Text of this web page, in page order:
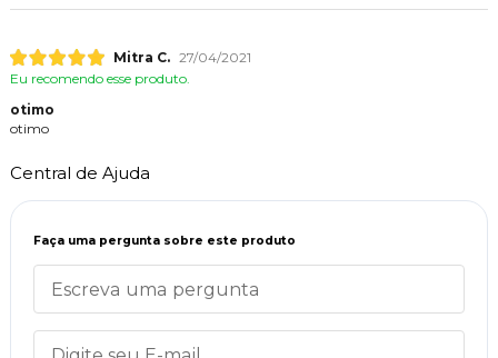
Mitra C. 27/04/2021
Eu recomendo esse produto.
otimo
otimo
Central de Ajuda
Faça uma pergunta sobre este produto